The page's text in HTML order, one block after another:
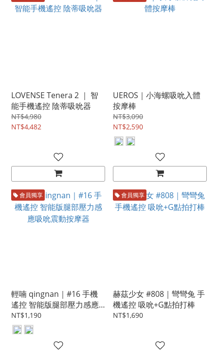
LOVENSE Tenera 2 ｜ 智
能手機遙控 陰蒂吸吮器
NT$4,980
NT$4,482
UEROS｜小海螺吸吮入體
按摩棒
NT$3,090
NT$2,590
會員獨享
輕喃 qingnan｜#16 手機
遙控 智能版腿部壓力感應
吸吮震動按摩器
NT$1,190
會員獨享
赫茲少女 #808｜彎彎兔 手
機遙控 吸吮+G點拍打棒
NT$1,690